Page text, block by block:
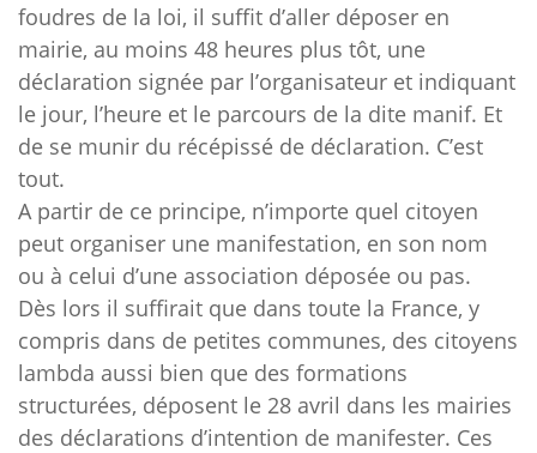
foudres de la loi, il suffit d’aller déposer en
mairie, au moins 48 heures plus tôt, une
déclaration signée par l’organisateur et indiquant
le jour, l’heure et le parcours de la dite manif. Et
de se munir du récépissé de déclaration. C’est
tout.
A partir de ce principe, n’importe quel citoyen
peut organiser une manifestation, en son nom
ou à celui d’une association déposée ou pas.
Dès lors il suffirait que dans toute la France, y
compris dans de petites communes, des citoyens
lambda aussi bien que des formations
structurées, déposent le 28 avril dans les mairies
des déclarations d’intention de manifester. Ces